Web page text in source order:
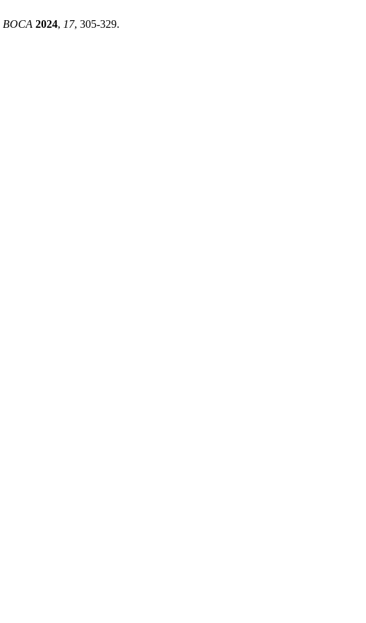
BOCA 2024, 17, 305-329.